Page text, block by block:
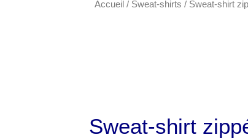
Accueil/ Sweat-shirts / Sweat-shirt
Sweat-shirt